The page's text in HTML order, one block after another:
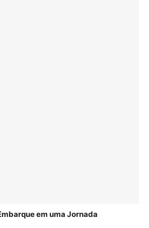
em uma Jornada